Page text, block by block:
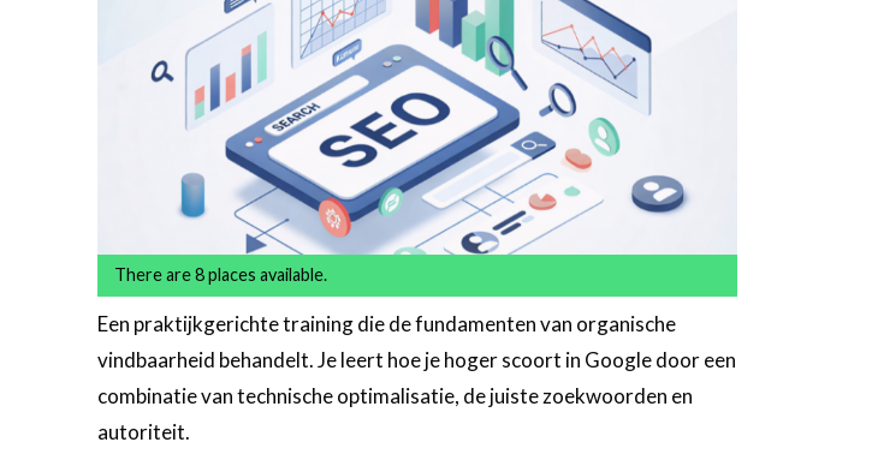
There are 8 places available.
Een praktijkgerichte training die de fundamenten van organische
vindbaarheid behandelt. Je leert hoe je hoger scoort in Google door een
combinatie van technische optimalisatie, de juiste zoekwoorden en
autoriteit.